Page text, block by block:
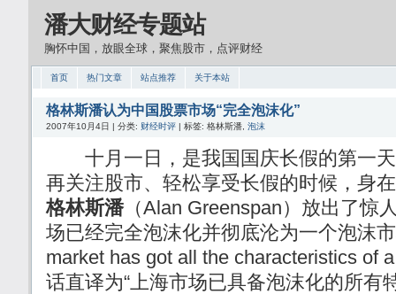
潘大财经专题站
胸怀中国，放眼全球，聚焦股市，点评财经
首页 热门文章 站点推荐 关于本站
格林斯潘认为中国股票市场“完全泡沫化”
2007年10月4日 | 分类: 财经时评 | 标签: 格林斯潘, 泡沫
十月一日，是我国国庆长假的第一天
再关注股市、轻松享受长假的时候，身
格林斯潘（Alan Greenspan）放出了
场已经完全泡沫化并彻底沦为一个泡沫
market has got all the characteristics of
话直译为“上海市场已具备泡沫化的所有